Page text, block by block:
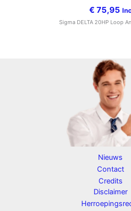
€75,95
Sigma DELTA 20HP Loop
Nieuws
Contact
Credits
Disclaimer